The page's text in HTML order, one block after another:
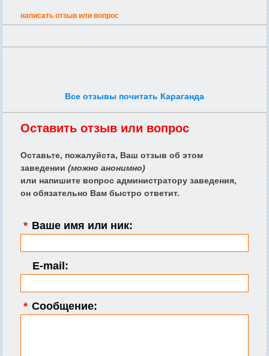
написать отзыв или вопрос
Все отзывы почитать Караганда
Оставить отзыв или вопрос
Оставьте, пожалуйста, Ваш отзыв об этом
заведении (можно анонимно)
или напишите вопрос администратору заведения,
он обязательно Вам быстро ответит.
* Ваше имя или ник:
E-mail:
* Сообщение: